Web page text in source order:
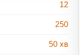
12
250
50 хв